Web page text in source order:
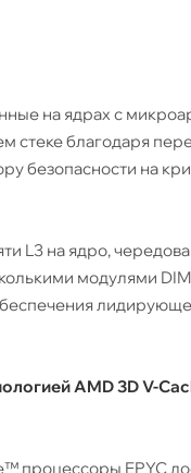
на ядрах с
стеке благодаря
безопасности на
L3 на ядро,
модулями
AMD 3D V-
процессоры EPYC